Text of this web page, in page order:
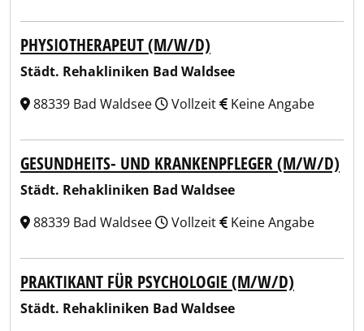
PHYSIOTHERAPEUT (M/W/D)
Städt. Rehakliniken Bad Waldsee
88339 Bad Waldsee
Vollzeit Keine Angabe
GESUNDHEITS- UND KRANKENPFLEGER (M/W/D)
Städt. Rehakliniken Bad Waldsee
88339 Bad Waldsee
Vollzeit Keine Angabe
PRAKTIKANT FÜR PSYCHOLOGIE (M/W/D)
Städt. Rehakliniken Bad Waldsee